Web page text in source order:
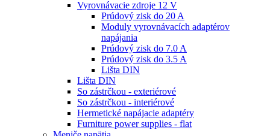
Vyrovnávacie zdroje 12 V
Prúdový zisk do 20 A
Moduly vyrovnávacích adaptérov
napájania
Prúdový zisk do 7.0 A
Prúdový zisk do 3.5 A
Lišta DIN
Lišta DIN
So zástrčkou - exteriérové
So zástrčkou - interiérové
Hermetické napájacie adaptéry
Furniture power supplies - flat